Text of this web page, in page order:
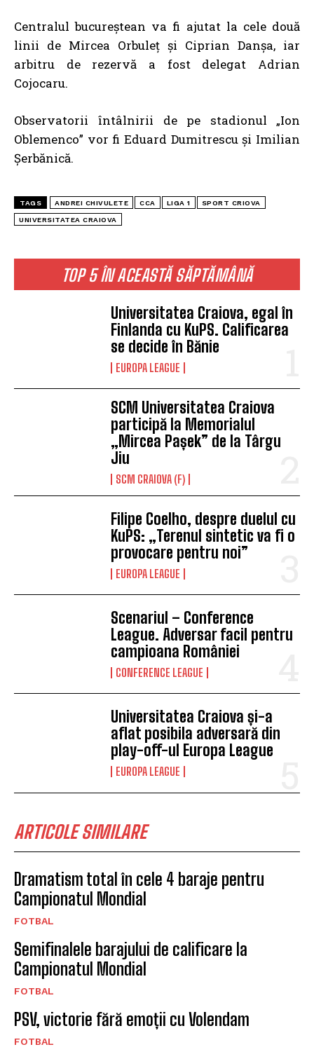
TOP 5 ÎN ACEASTĂ SĂPTĂMÂNĂ
Universitatea Craiova, egal în
Finlanda cu KuPS. Calificarea
se decide în Bănie
EUROPA LEAGUE
SCM Universitatea Craiova
participă la Memorialul
„Mircea Pașek” de la Târgu
Jiu
SCM CRAIOVA (F)
Filipe Coelho, despre duelul cu
KuPS: „Terenul sintetic va fi o
provocare pentru noi”
EUROPA LEAGUE
Scenariul – Conference
League. Adversar facil pentru
campioana României
CONFERENCE LEAGUE
Universitatea Craiova și-a
aflat posibila adversară din
play-off-ul Europa League
EUROPA LEAGUE
ARTICOLE SIMILARE
Dramatism total în cele 4 baraje pentru
Campionatul Mondial
FOTBAL
Semifinalele barajului de calificare la
Campionatul Mondial
FOTBAL
PSV, victorie fără emoții cu Volendam
FOTBAL
Centralul bucureștean va fi ajutat la cele două
linii de Mircea Orbuleț și Ciprian Danșa, iar
arbitru de rezervă a fost delegat Adrian
Cojocaru.
Observatorii întâlnirii de pe stadionul „Ion
Oblemenco” vor fi Eduard Dumitrescu și Imilian
Șerbănică.
TAGS ANDREI CHIVULETE CCA LIGA 1 SPORT CRIOVA
UNIVERSITATEA CRAIOVA